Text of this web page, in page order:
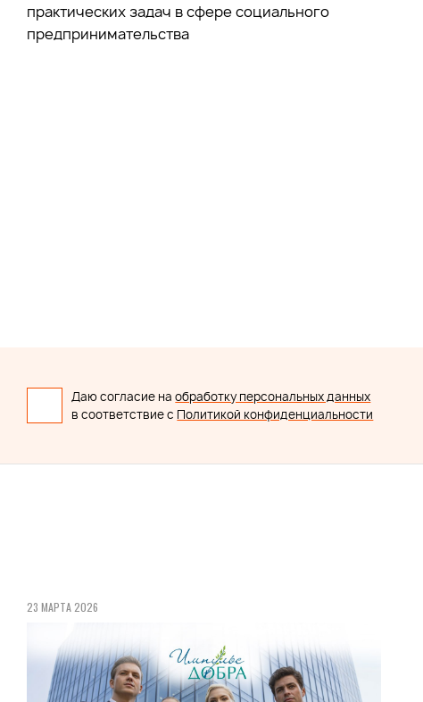
практических задач в сфере социального
предпринимательства
Даю согласие наобработку персональных данных
в соответствие с Политикой конфиденциальности
23 МАРТА 2026